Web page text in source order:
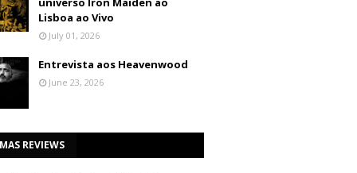
Lisboa ao Vivo
July 01, 2026
Entrevista aos Heavenwood
June 23, 2026
REVIEWS